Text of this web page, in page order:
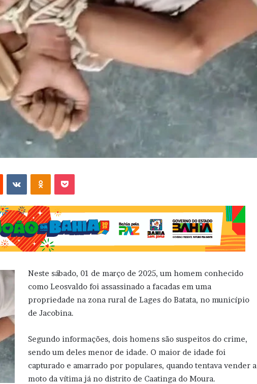
VK OK
Neste sábado, 01 de março de 2025, um homem conhecido
como Leosvaldo foi assassinado a facadas em uma
propriedade na zona rural de Lages do Batata, no município
de Jacobina.
Segundo informações, dois homens são suspeitos do crime,
sendo um deles menor de idade. O maior de idade foi
capturado e amarrado por populares, quando tentava vender a
moto da vítima já no distrito de Caatinga do Moura.